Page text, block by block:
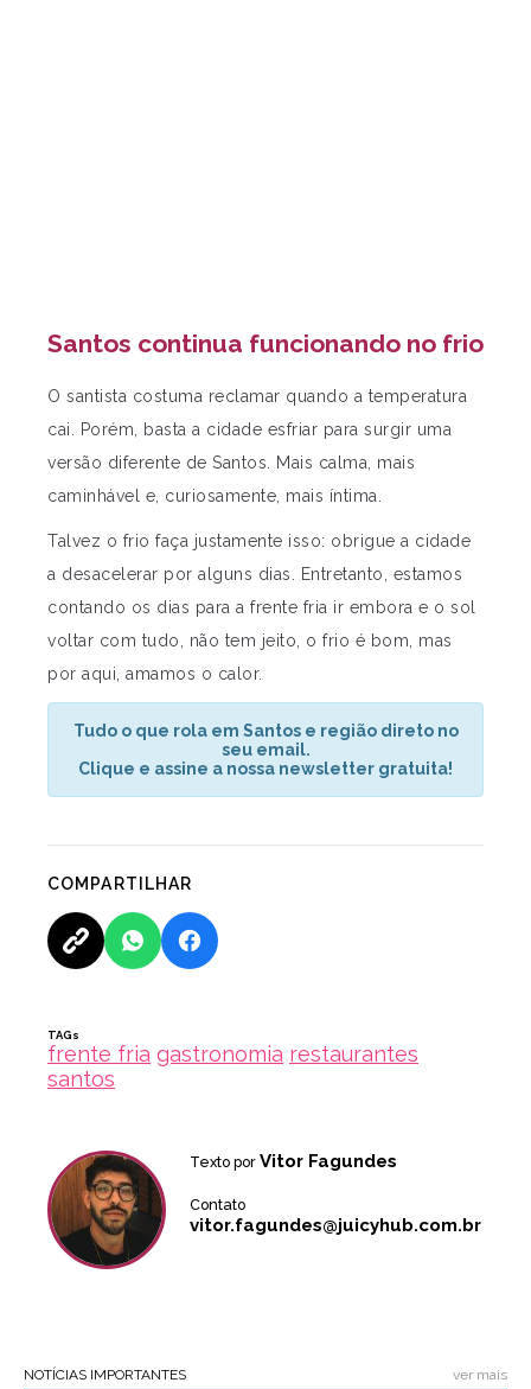
Santos continua funcionando no frio
O santista costuma reclamar quando a temperatura
cai. Porém, basta a cidade esfriar para surgir uma
versão diferente de Santos. Mais calma, mais
caminhável e, curiosamente, mais íntima.
Talvez o frio faça justamente isso: obrigue a cidade
a desacelerar por alguns dias. Entretanto, estamos
contando os dias para a frente fria ir embora e o sol
voltar com tudo, não tem jeito, o frio é bom, mas
por aqui, amamos o calor.
Tudo o que rola em Santos e região direto no
seu email.
Clique e assine a nossa newsletter gratuita!
COMPARTILHAR
TAGs
frente fria gastronomia restaurantes
santos
Texto por Vitor Fagundes
Contato
vitor.fagundes@juicyhub.com.br
NOTÍCIAS IMPORTANTES ver mais